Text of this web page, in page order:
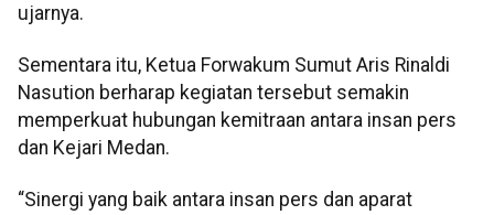
ujarnya.
Sementara itu, Ketua Forwakum Sumut Aris Rinaldi
Nasution berharap kegiatan tersebut semakin
memperkuat hubungan kemitraan antara insan pers
dan Kejari Medan.
“Sinergi yang baik antara insan pers dan aparat